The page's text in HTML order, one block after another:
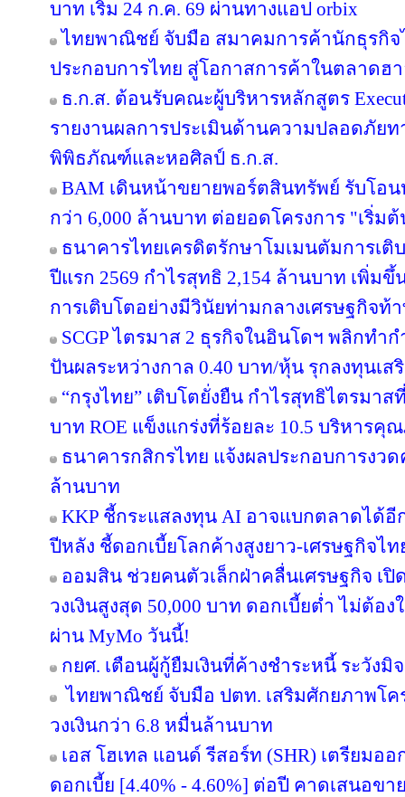
บาท เริ่ม 24 ก.ค. 69 ผ่านทางแอป orbix
ไทยพาณิชย์ จับมือ สมาคมการค้านักธุรกิ
ประกอบการไทย สู่โอกาสการค้าในตลาดฮ
ธ.ก.ส. ต้อนรับคณะผู้บริหารหลักสูตร
รายงานผลการประเมินด้านความปลอดภัยท
พิพิธภัณฑ์และหอศิลป์ ธ.ก.ส.
BAM เดินหน้าขยายพอร์ตสินทรัพย์ รับโอ
กว่า 6,000 ล้านบาท ต่อยอดโครงการ "เริ่ม
ธนาคารไทยเครดิตรักษาโมเมนตัมการเติ
ปีแรก 2569 กำไรสุทธิ 2,154 ล้านบาท เพิ่ม
การเติบโตอย่างมีวินัยท่ามกลางเศรษฐกิจท้
SCGP ไตรมาส 2 ธุรกิจในอินโดฯ พลิกทำ
ปันผลระหว่างกาล 0.40 บาท/หุ้น รุกลงทุนเ
“กรุงไทย” เติบโตยั่งยืน กำไรสุทธิไตรมาส
บาท ROE แข็งแกร่งที่ร้อยละ 10.5 บริหาร
ธนาคารกสิกรไทย แจ้งผลประกอบการงวด
ล้านบาท
KKP ชี้กระแสลงทุน AI อาจแบกตลาดได้อี
ปีหลัง ชี้ดอกเบี้ยโลกค้างสูงยาว-เศรษฐกิจไท
ออมสิน ช่วยคนตัวเล็กฝ่าคลื่นเศรษฐกิจ เ
วงเงินสูงสุด 50,000 บาท ดอกเบี้ยต่ำ ไม่ต้
ผ่าน MyMo วันนี้!
กยศ. เตือนผู้กู้ยืมเงินที่ค้างชำระหนี้ ระวัง
ไทยพาณิชย์ จับมือ ปตท. เสริมศักยภาพโค
วงเงินกว่า 6.8 หมื่นล้านบาท
เอส โฮเทล แอนด์ รีสอร์ท (SHR) เตรียมอ
ดอกเบี้ย [4.40% - 4.60%] ต่อปี คาดเสนอขา